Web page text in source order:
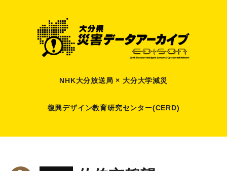
NHK大分放送局 × 大分大学減災
復興デザイン教育研究センター(CERD)